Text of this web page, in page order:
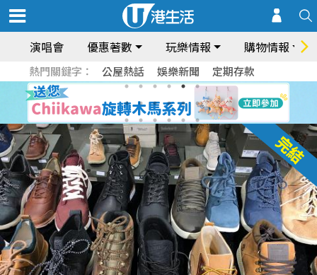
演唱會 優惠著數 玩樂情報 購物情報
熱門關鍵字： 公屋熱話 娛樂新聞 定期存款